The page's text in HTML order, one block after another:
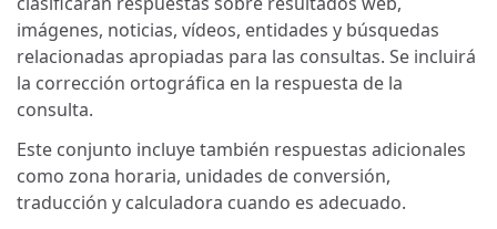
imágenes, noticias, vídeos, entidades y búsquedas
relacionadas apropiadas para las consultas. Se incluirá
la corrección ortográfica en la respuesta de la
consulta.
Este conjunto incluye también respuestas adicionales
como zona horaria, unidades de conversión,
traducción y calculadora cuando es adecuado.